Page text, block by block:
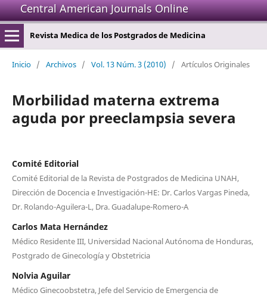
Central American Journals Online
Revista Medica de los Postgrados de Medicina
Inicio / Archivos / Vol. 13 Núm. 3 (2010) / Artículos Originales
Morbilidad materna extrema
aguda por preeclampsia severa
Comité Editorial
Comité Editorial de la Revista de Postgrados de Medicina UNAH,
Dirección de Docencia e Investigación-HE: Dr. Carlos Vargas Pineda,
Dr. Rolando-Aguilera-L, Dra. Guadalupe-Romero-A
Carlos Mata Hernández
Médico Residente III, Universidad Nacional Autónoma de Honduras,
Postgrado de Ginecología y Obstetricia
Nolvia Aguilar
Médico Ginecoobstetra, Jefe del Servicio de Emergencia de